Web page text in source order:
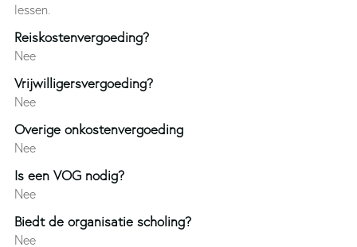
lessen.
Reiskostenvergoeding?
Nee
Vrijwilligersvergoeding?
Nee
Overige onkostenvergoeding
Nee
Is een VOG nodig?
Nee
Biedt de organisatie scholing?
Nee